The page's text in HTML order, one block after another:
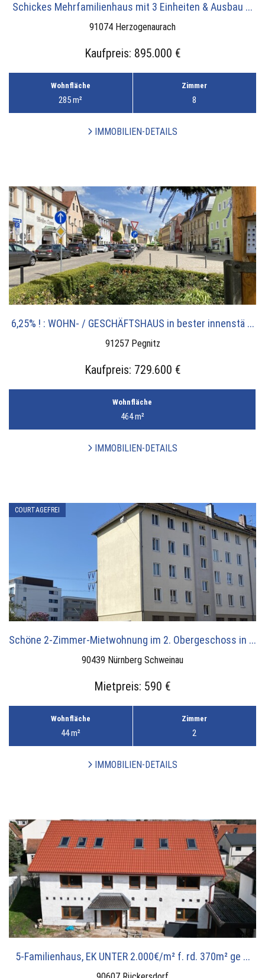
Schickes Mehrfamilienhaus mit 3 Einheiten & Ausbau ...
91074 Herzogenaurach
Kaufpreis: 895.000 €
Wohnfläche
285 m²
Zimmer
8
IMMOBILIEN-DETAILS
6,25% ! : WOHN- / GESCHÄFTSHAUS in bester innenstä ...
91257 Pegnitz
Kaufpreis: 729.600 €
Wohnfläche
464 m²
IMMOBILIEN-DETAILS
COURTAGEFREI
Schöne 2-Zimmer-Mietwohnung im 2. Obergeschoss in ...
90439 Nürnberg Schweinau
Mietpreis: 590 €
Wohnfläche
44 m²
Zimmer
2
IMMOBILIEN-DETAILS
5-Familienhaus, EK UNTER 2.000€/m² f. rd. 370m² ge ...